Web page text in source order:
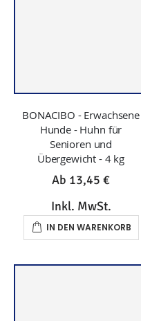
BONACIBO - Erwachsene
Hunde - Huhn für
Senioren und
Übergewicht - 4 kg
Ab 13,45 €
Inkl. MwSt.
IN DEN WARENKORB